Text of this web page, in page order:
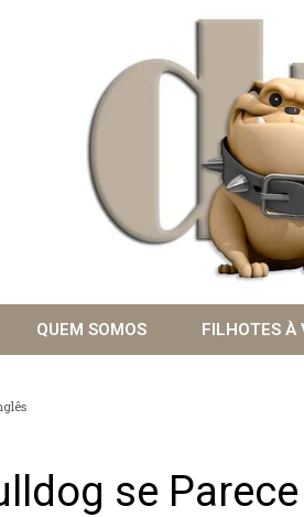
QUEM SOMOS FILHOTES À
se